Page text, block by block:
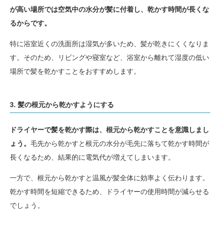
が高い場所では空気中の水分が髪に付着し、乾かす時間が長くな
るからです。
特に浴室近くの洗面所は湿気が多いため、髪が乾きにくくなりま
す。そのため、リビングや寝室など、浴室から離れて湿度の低い
場所で髪を乾かすことをおすすめします。
3. 髪の根元から乾かすようにする
ドライヤーで髪を乾かす際は、根元から乾かすことを意識しまし
ょう。 毛先から乾かすと根元の水分が毛先に落ちて乾かす時間が
長くなるため、結果的に電気代が増えてしまいます。
一方で、根元から乾かすと温風が髪全体に効率よく伝わります。
乾かす時間を短縮できるため、ドライヤーの使用時間が減らせる
でしょう。